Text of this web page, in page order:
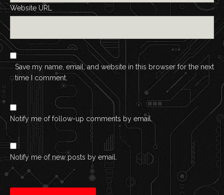
Website URL
Save my name, email, and website in this browser for the next
time I comment.
Notify me of follow-up comments by email.
Notify me of new posts by email.